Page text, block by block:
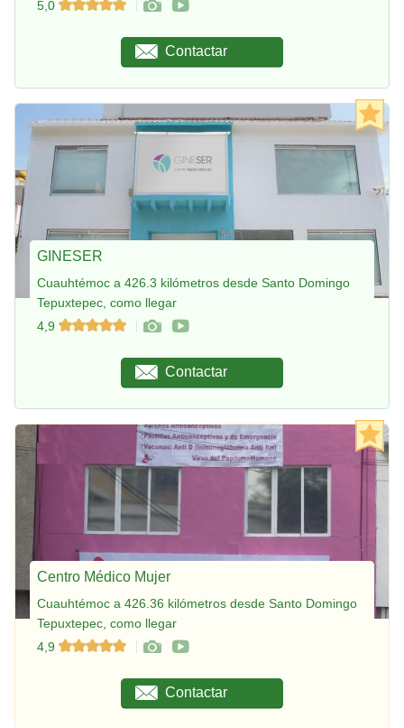
5,0
Contactar
GINESER
Cuauhtémoc a 426.3 kilómetros desde Santo Domingo
Tepuxtepec, como llegar
4,9
Contactar
Centro Médico Mujer
Cuauhtémoc a 426.36 kilómetros desde Santo Domingo
Tepuxtepec, como llegar
4,9
Contactar